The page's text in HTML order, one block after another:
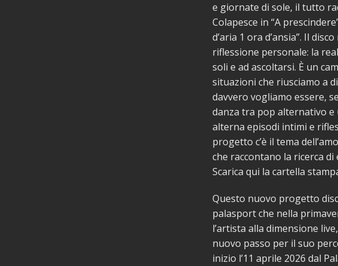
e giornate di sole, il tutto
Colapesce in “A
d’aria 1 ora d’ansia”. Il
riflessione personale: la
soli e ad ascoltarsi. È un
situazioni che riusciamo a
davvero vogliamo essere,
danza tra pop alternativo e
alterna episodi intimi e
progetto c’è il tema
che raccontano la ricerca
Scarica qui la cartella
Questo nuovo progetto
palasport che nella
l’artista alla dimensione
nuovo passo per il suo
inizio l’11 aprile 2026 dal